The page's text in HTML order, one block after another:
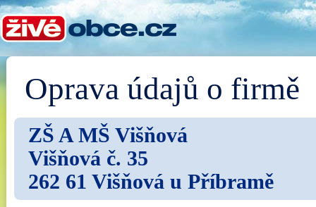
Oprava údajů o firmě
ZŠ A MŠ Višňová
Višňová č. 35
262 61 Višňová u Příbramě